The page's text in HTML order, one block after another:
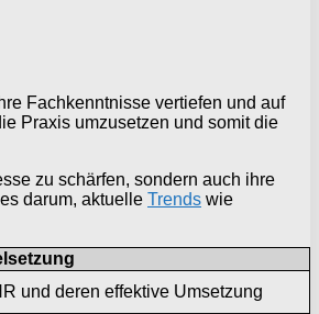
Fachkenntnisse vertiefen und auf
Praxis umzusetzen und somit die
zu schärfen, sondern auch ihre
darum, aktuelle Trends wie
und deren effektive Umsetzung